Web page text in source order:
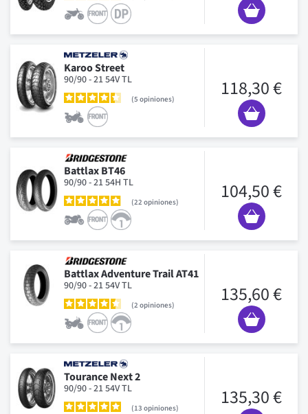
Karoo Street
90/90 - 21 54V TL
5 opiniones 118,30 €
Battlax BT46
90/90 - 21 54H TL
22 opiniones 104,50 €
Battlax Adventure Trail AT41
90/90 - 21 54V TL
2 opiniones 135,60 €
Tourance Next 2
90/90 - 21 54V TL
13 opiniones 135,30 €